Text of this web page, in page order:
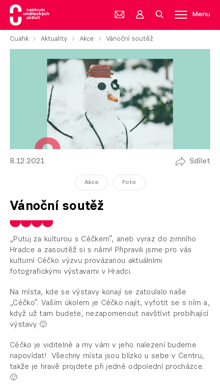
Menu
Cuahk Aktuality Akce Vánoční soutěž
8.12.2021 Sdílet
Akce Foto
Vánoční soutěž
„Putuj za kulturou s Céčkem“, aneb vyraz do zimního
Hradce a zasoutěž si s námi! Připravili jsme pro vás
kulturní Céčko výzvu provázanou aktuálními
fotografickými výstavami v Hradci.
Na místa, kde se výstavy konají se zatoulalo naše
„Céčko“. Vaším úkolem je Céčko najít, vyfotit se s ním a,
když už tam budete, nezapomenout navštívit probíhající
výstavy 🙂
Céčko je viditelné a my vám v jeho nalezení budeme
napovídat! Všechny místa jsou blízko u sebe v Centru,
takže je hravě projdete při jedné odpolední procházce.
🙂